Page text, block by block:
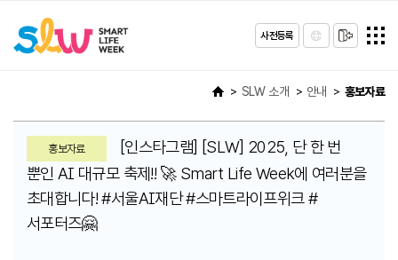
사전등록
SLW 소개 안내 홍보자료
홍보자료
[인스타그램] [SLW] 2025, 단 한 번
뿐인 AI 대규모 축제!! 🚀 Smart Life Week에 여러분을
초대합니다! #서울AI재단 #스마트라이프위크 #
서포터즈🤗